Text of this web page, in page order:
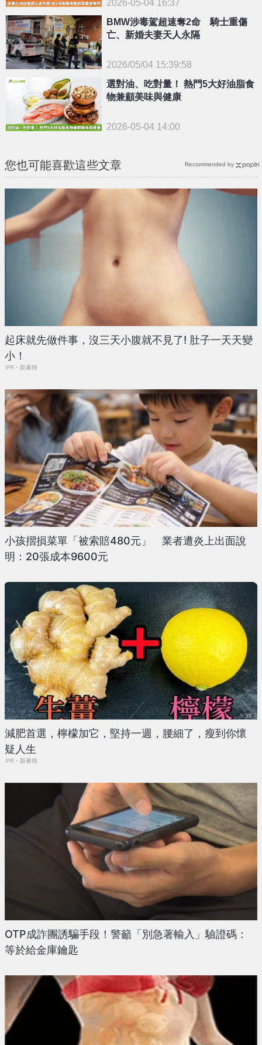
2026-05-04 16:37
{PLAYICON}
BMW涉毒駕超速奪2命 騎士重傷
亡、新婚夫妻天人永隔
2026/05/04 15:39:58
選對油、吃對量！ 熱門5大好油脂食
物兼顧美味與健康
2026-05-04 14:00
您也可能喜歡這些文章
起床就先做件事，沒三天小腹就不見了! 肚子一天天變
小！
PR・新素簡
小孩摺損菜單「被索賠480元」 業者遭炎上出面說
明：20張成本9600元
減肥首選，檸檬加它，堅持一週，腰細了，瘦到你懷
疑人生
PR・新素簡
OTP成詐團誘騙手段！警籲「別急著輸入」驗證碼：
等於給金庫鑰匙
Recommended by